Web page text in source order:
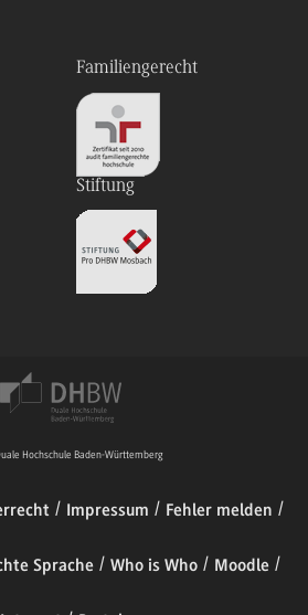
Familiengerecht
Stiftung
Hochschule Baden-Württemberg
Impressum Fehler melden
Sprache Who is Who Moodle